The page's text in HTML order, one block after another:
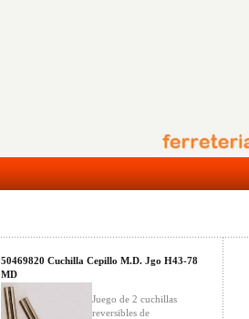
50469820 Cuchilla Cepillo M.D. Jgo H43-78
MD
Juego de 2 cuchillas
reversibles de